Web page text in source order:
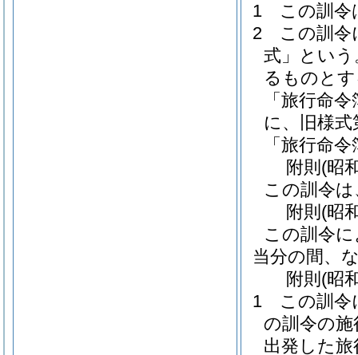
1
この訓令
2
この訓令
式」という
るものと
「旅行命令
に、旧様
「旅行命令
附則 (昭
この訓令
附則 (昭
この訓令
当分の間、
附則 (昭
1
この訓令
の訓令の
出発した